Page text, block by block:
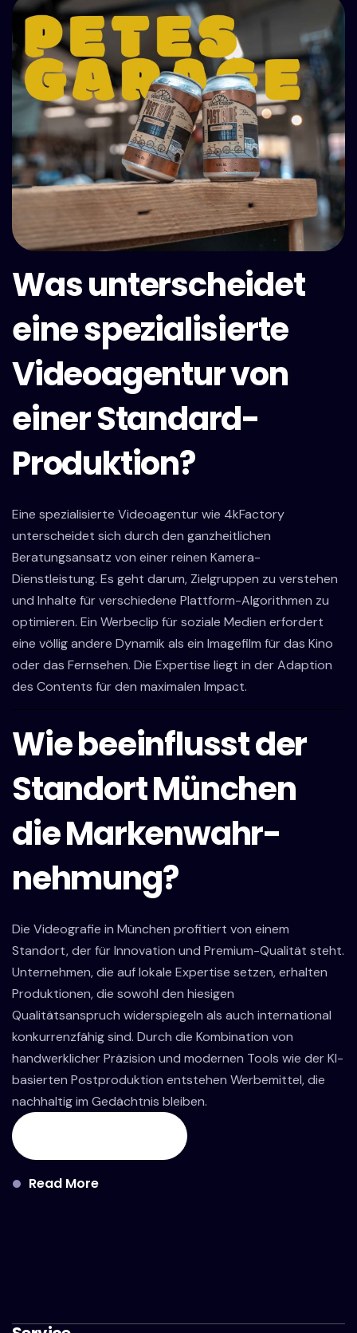
Was unterscheidet
eine spezialisierte
Videoagentur von
einer Standard-
Produktion?
Eine spezialisierte Videoagentur wie 4kFactory
unterscheidet sich durch den ganzheitlichen
Beratungsansatz von einer reinen Kamera-
Dienstleistung. Es geht darum, Zielgruppen zu verstehen
und Inhalte für verschiedene Plattform-Algorithmen zu
optimieren. Ein Werbeclip für soziale Medien erfordert
eine völlig andere Dynamik als ein Imagefilm für das Kino
oder das Fernsehen. Die Expertise liegt in der Adaption
des Contents für den maximalen Impact.
Wie beeinflusst der
Standort München
die Markenwahr-
nehmung?
Die Videografie in München profitiert von einem
Standort, der für Innovation und Premium-Qualität steht.
Unternehmen, die auf lokale Expertise setzen, erhalten
Produktionen, die sowohl den hiesigen
Qualitätsanspruch widerspiegeln als auch international
konkurrenzfähig sind. Durch die Kombination von
handwerklicher Präzision und modernen Tools wie der KI-
basierten Postproduktion entstehen Werbemittel, die
nachhaltig im Gedächtnis bleiben.
Read More